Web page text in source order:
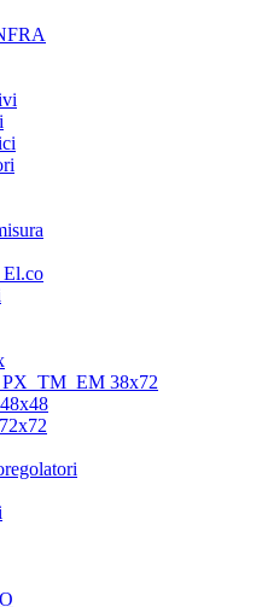
El.co
38x72